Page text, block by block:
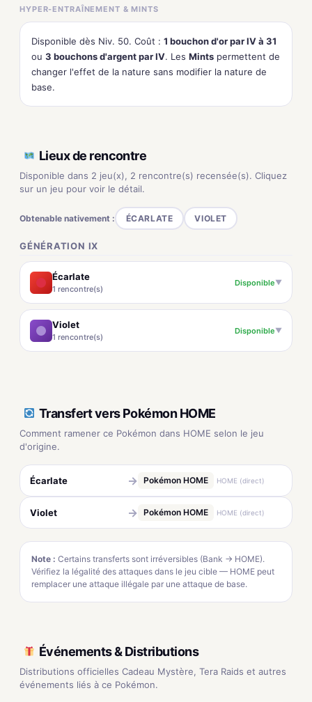
HYPER-ENTRAÎNEMENT & MINTS
Disponible dès Niv. 50. Coût : 1 bouchon d'or par IV à 31
ou 3 bouchons d'argent par IV. Les Mints permettent de
changer l'effet de la nature sans modifier la nature de
base.
Lieux de rencontre
Disponible dans 2 jeu(x), 2 rencontre(s) recensée(s). Cliquez
sur un jeu pour voir le détail.
Obtenable nativement : ÉCARLATE VIOLET
GÉNÉRATION IX
Écarlate
1 rencontre(s)
Disponible▼
Violet
1 rencontre(s)
Disponible▼
Transfert vers Pokémon HOME
Comment ramener ce Pokémon dans HOME selon le jeu
d'origine.
Écarlate → Pokémon HOME HOME (direct)
Violet → Pokémon HOME HOME (direct)
Note : Certains transferts sont irréversibles (Bank → HOME).
Vérifiez la légalité des attaques dans le jeu cible — HOME peut
remplacer une attaque illégale par une attaque de base.
Événements & Distributions
Distributions officielles Cadeau Mystère, Tera Raids et autres
événements liés à ce Pokémon.